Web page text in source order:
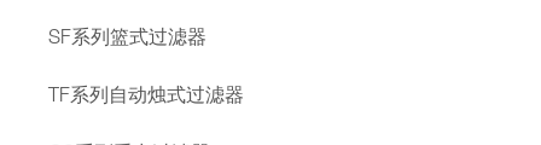
SF系列篮式过滤器
TF系列自动烛式过滤器